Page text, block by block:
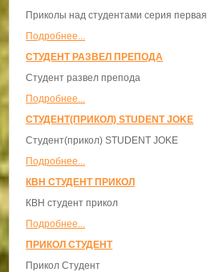
Приколы над студентами серия первая
Подробнее...
СТУДЕНТ РАЗВЕЛ ПРЕПОДА
Студент развел препода
Подробнее...
СТУДЕНТ(ПРИКОЛ) STUDENT JOKE
Студент(прикол) STUDENT JOKE
Подробнее...
КВН СТУДЕНТ ПРИКОЛ
КВН студент прикол
Подробнее...
ПРИКОЛ СТУДЕНТ
Прикол Студент